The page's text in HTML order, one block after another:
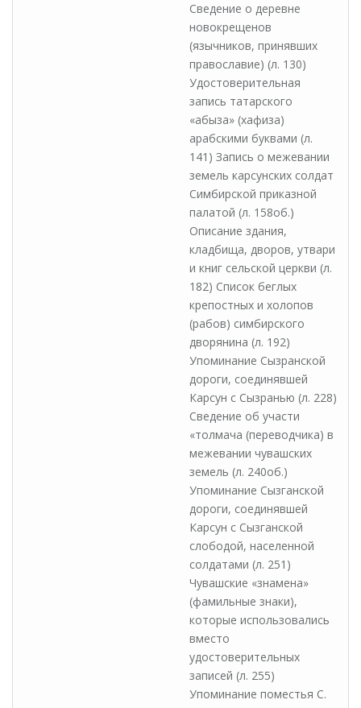
Сведение о деревне
новокрещенов
(язычников, принявших
православие) (л. 130)
Удостоверительная
запись татарского
«абыза» (хафиза)
арабскими буквами (л.
141) Запись о межевании
земель карсунских солдат
Симбирской приказной
палатой (л. 158об.)
Описание здания,
кладбища, дворов, утвари
и книг сельской церкви (л.
182) Список беглых
крепостных и холопов
(рабов) симбирского
дворянина (л. 192)
Упоминание Сызранской
дороги, соединявшей
Карсун с Сызранью (л. 228)
Сведение об участи
«толмача (переводчика) в
межевании чувашских
земель (л. 240об.)
Упоминание Сызганской
дороги, соединявшей
Карсун с Сызганской
слободой, населенной
солдатами (л. 251)
Чувашские «знамена»
(фамильные знаки),
которые использовались
вместо
удостоверительных
записей (л. 255)
Упоминание поместья С.